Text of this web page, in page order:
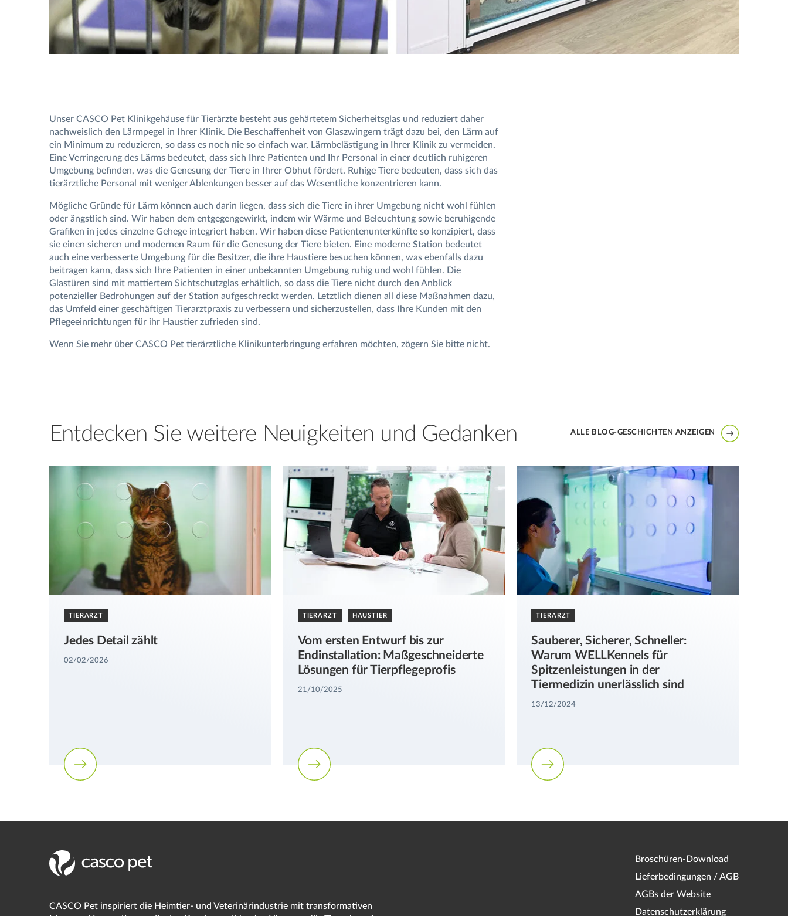
Unser CASCO Pet Klinikgehäuse für Tierärzte besteht aus gehärtetem Sicherheitsglas und reduziert daher
nachweislich den Lärmpegel in Ihrer Klinik. Die Beschaffenheit von Glaszwingern trägt dazu bei, den Lärm auf
ein Minimum zu reduzieren, so dass es noch nie so einfach war, Lärmbelästigung in Ihrer Klinik zu vermeiden.
Eine Verringerung des Lärms bedeutet, dass sich Ihre Patienten und Ihr Personal in einer deutlich ruhigeren
Umgebung befinden, was die Genesung der Tiere in Ihrer Obhut fördert. Ruhige Tiere bedeuten, dass sich das
tierärztliche Personal mit weniger Ablenkungen besser auf das Wesentliche konzentrieren kann.
Mögliche Gründe für Lärm können auch darin liegen, dass sich die Tiere in ihrer Umgebung nicht wohl fühlen
oder ängstlich sind. Wir haben dem entgegengewirkt, indem wir Wärme und Beleuchtung sowie beruhigende
Grafiken in jedes einzelne Gehege integriert haben. Wir haben diese Patientenunterkünfte so konzipiert, dass
sie einen sicheren und modernen Raum für die Genesung der Tiere bieten. Eine moderne Station bedeutet
auch eine verbesserte Umgebung für die Besitzer, die ihre Haustiere besuchen können, was ebenfalls dazu
beitragen kann, dass sich Ihre Patienten in einer unbekannten Umgebung ruhig und wohl fühlen. Die
Glastüren sind mit mattiertem Sichtschutzglas erhältlich, so dass die Tiere nicht durch den Anblick
potenzieller Bedrohungen auf der Station aufgeschreckt werden. Letztlich dienen all diese Maßnahmen dazu,
das Umfeld einer geschäftigen Tierarztpraxis zu verbessern und sicherzustellen, dass Ihre Kunden mit den
Pflegeeinrichtungen für ihr Haustier zufrieden sind.
Wenn Sie mehr über CASCO Pet tierärztliche Klinikunterbringung erfahren möchten, zögern Sie bitte nicht.
Entdecken Sie weitere Neuigkeiten und Gedanken ALLE BLOG-GESCHICHTEN ANZEIGEN
TIERARZT
Jedes Detail zählt
02/02/2026
TIERARZT HAUSTIER
Vom ersten Entwurf bis zur
Endinstallation: Maßgeschneiderte
Lösungen für Tierpflegeprofis
21/10/2025
TIERARZT
Sauberer, Sicherer, Schneller:
Warum WELLKennels für
Spitzenleistungen in der
Tiermedizin unerlässlich sind
13/12/2024
CASCO Pet inspiriert die Heimtier- und Veterinärindustrie mit transformativen
Broschüren-Download
Lieferbedingungen / AGB
AGBs der Website
Datenschutzerklärung